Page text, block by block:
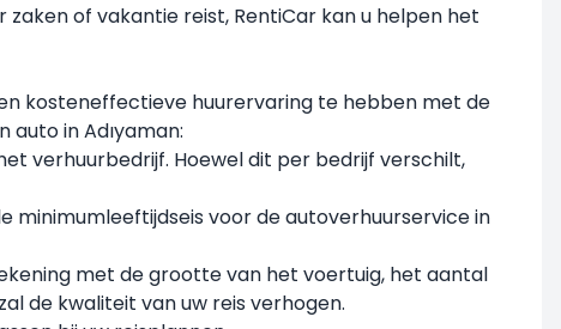
of vakantie reist, RentiCar kan u helpen het
kosteneffectieve huurervaring te hebben met de
auto in Adıyaman:
verhuurbedrijf. Hoewel dit per bedrijf verschilt,
minimumleeftijdseis voor de autoverhuurservice in
met de grootte van het voertuig, het aantal
de kwaliteit van uw reis verhogen.